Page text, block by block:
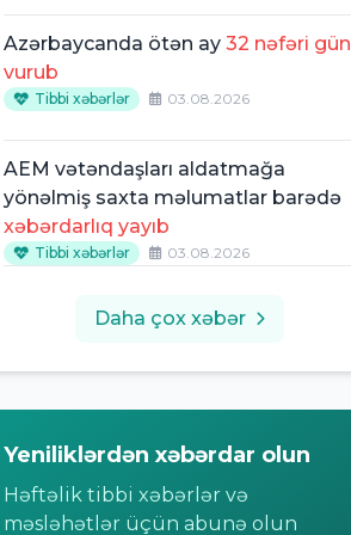
Azərbaycanda ötən ay32 nəfəri gün
vurub
Tibbi xəbərlər 03.08.2026
AEM vətəndaşları aldatmağa
yönəlmiş saxta məlumatlar barədə
xəbərdarlıq yayıb
Tibbi xəbərlər 03.08.2026
Daha çox xəbər
Yeniliklərdən xəbərdar olun
Həftəlik tibbi xəbərlər və
məsləhətlər üçün abunə olun